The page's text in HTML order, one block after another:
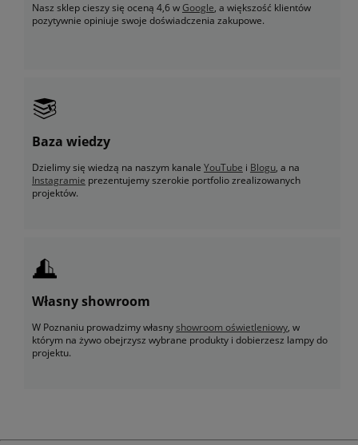
Nasz sklep cieszy się oceną 4,6 wGoogle, a większość klientów
pozytywnie opiniuje swoje doświadczenia zakupowe.
Baza wiedzy
Dzielimy się wiedzą na naszym kanale YouTube i Blogu, a na
Instagramie prezentujemy szerokie portfolio zrealizowanych
projektów.
Własny showroom
W Poznaniu prowadzimy własnyshowroom oświetleniowy, w
którym na żywo obejrzysz wybrane produkty i dobierzesz lampy do
projektu.